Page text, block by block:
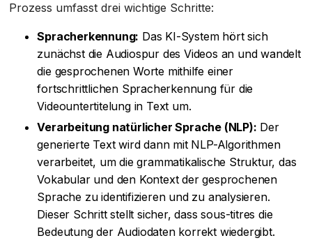
Prozess umfasst drei wichtige Schritte:
Spracherkennung: Das KI-System hört sich
zunächst die Audiospur des Videos an und wandelt
die gesprochenen Worte mithilfe einer
fortschrittlichen Spracherkennung für die
Videountertitelung in Text um.
Verarbeitung natürlicher Sprache (NLP): Der
generierte Text wird dann mit NLP-Algorithmen
verarbeitet, um die grammatikalische Struktur, das
Vokabular und den Kontext der gesprochenen
Sprache zu identifizieren und zu analysieren.
Dieser Schritt stellt sicher, dass sous-titres die
Bedeutung der Audiodaten korrekt wiedergibt.